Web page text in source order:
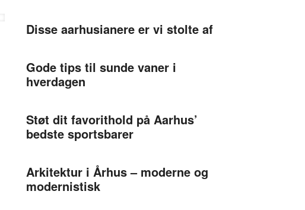
Disse aarhusianere er vi stolte af
Gode tips til sunde vaner i
hverdagen
Støt dit favorithold på Aarhus’
bedste sportsbarer
Arkitektur i Århus – moderne og
modernistisk